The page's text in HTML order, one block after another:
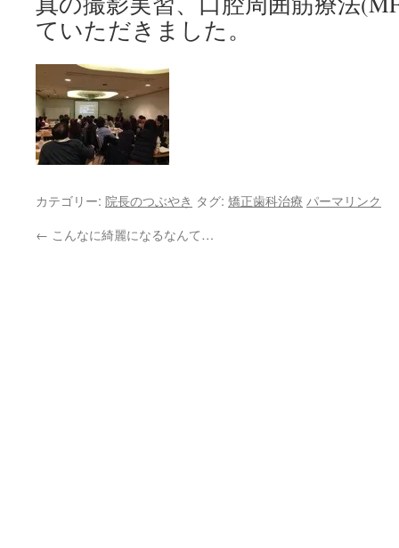
ていただきました。
カテゴリー: 院長のつぶやき タグ: 矯正歯科治療 パーマリンク
← こんなに綺麗になるなんて…